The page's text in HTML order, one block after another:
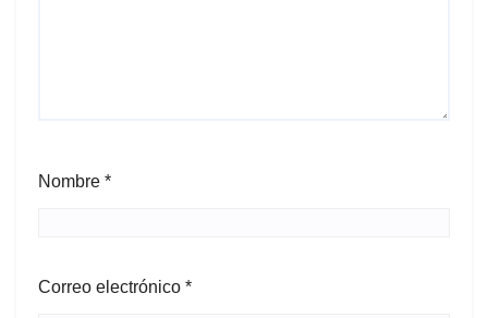
Nombre *
Correo electrónico *